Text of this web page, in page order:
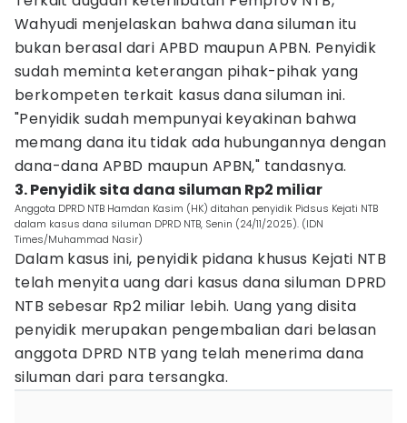
Wahyudi menjelaskan bahwa dana siluman itu
bukan berasal dari APBD maupun APBN. Penyidik
sudah meminta keterangan pihak-pihak yang
berkompeten terkait kasus dana siluman ini.
"Penyidik sudah mempunyai keyakinan bahwa
memang dana itu tidak ada hubungannya dengan
dana-dana APBD maupun APBN," tandasnya.
3. Penyidik sita dana siluman Rp2 miliar
Anggota DPRD NTB Hamdan Kasim (HK) ditahan penyidik Pidsus Kejati NTB
dalam kasus dana siluman DPRD NTB, Senin (24/11/2025). (IDN
Times/Muhammad Nasir)
Dalam kasus ini, penyidik pidana khusus Kejati NTB
telah menyita uang dari kasus dana siluman DPRD
NTB sebesar Rp2 miliar lebih. Uang yang disita
penyidik merupakan pengembalian dari belasan
anggota DPRD NTB yang telah menerima dana
siluman dari para tersangka.